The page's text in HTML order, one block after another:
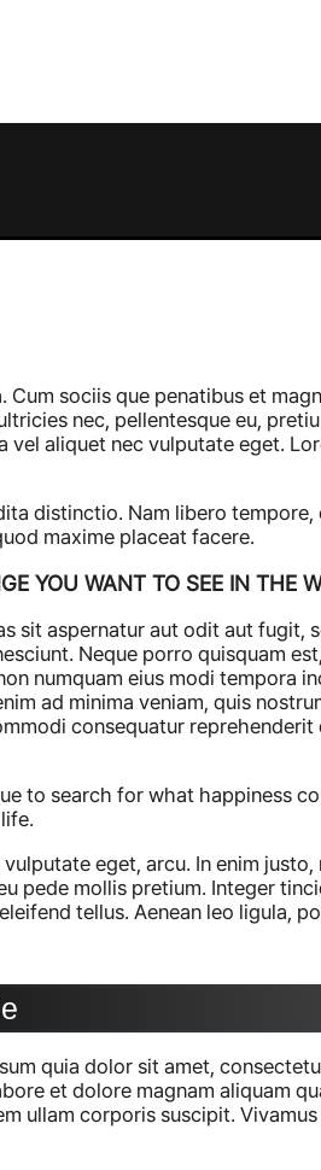
Cum sociis que penatibus et
nec, pellentesque eu,
vel aliquet nec vulputate eget.
distinctio. Nam libero
maxime placeat facere.
YOU WANT TO SEE IN THE
sit aspernatur aut odit aut fugit,
Neque porro quisquam
numquam eius modi tempora
ad minima veniam, quis
consequatur
to search for what happiness
eget, arcu. In enim
pede mollis pretium. Integer
tellus. Aenean leo ligula,
quia dolor sit amet,
et dolore magnam aliquam
ullam corporis suscipit.